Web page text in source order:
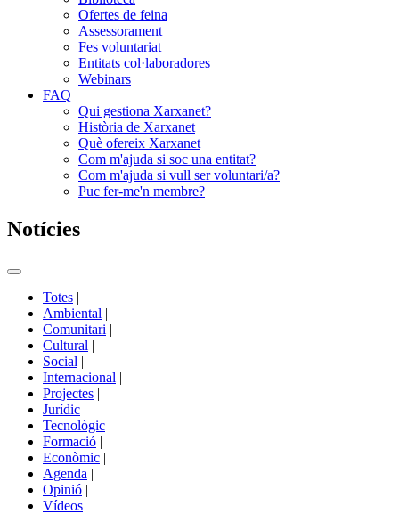
Ofertes de feina
Assessorament
Fes voluntariat
Entitats col·laboradores
Webinars
FAQ
Qui gestiona Xarxanet?
Història de Xarxanet
Què ofereix Xarxanet
Com m'ajuda si soc una entitat?
Com m'ajuda si vull ser voluntari/a?
Puc fer-me'n membre?
Notícies
Commutador
portals
Totes |
Ambiental |
Comunitari |
Cultural |
Social |
Internacional |
Projectes |
Jurídic |
Tecnològic |
Formació |
Econòmic |
Agenda |
Opinió |
Vídeos